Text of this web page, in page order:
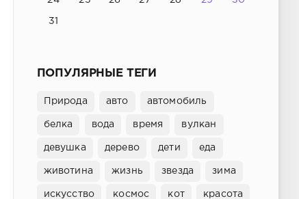
31
ПОПУЛЯРНЫЕ ТЕГИ
Природа авто автомобиль
белка вода время вулкан
девушка дерево дети еда
животина жизнь звезда зима
искусство космос кот красота